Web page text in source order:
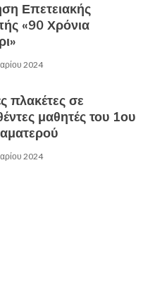
Επετειακής
«90 Χρόνια
2024
πλακέτες σε
μαθητές του 1ου
2024